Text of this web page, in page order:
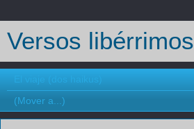
Versos libérrimos